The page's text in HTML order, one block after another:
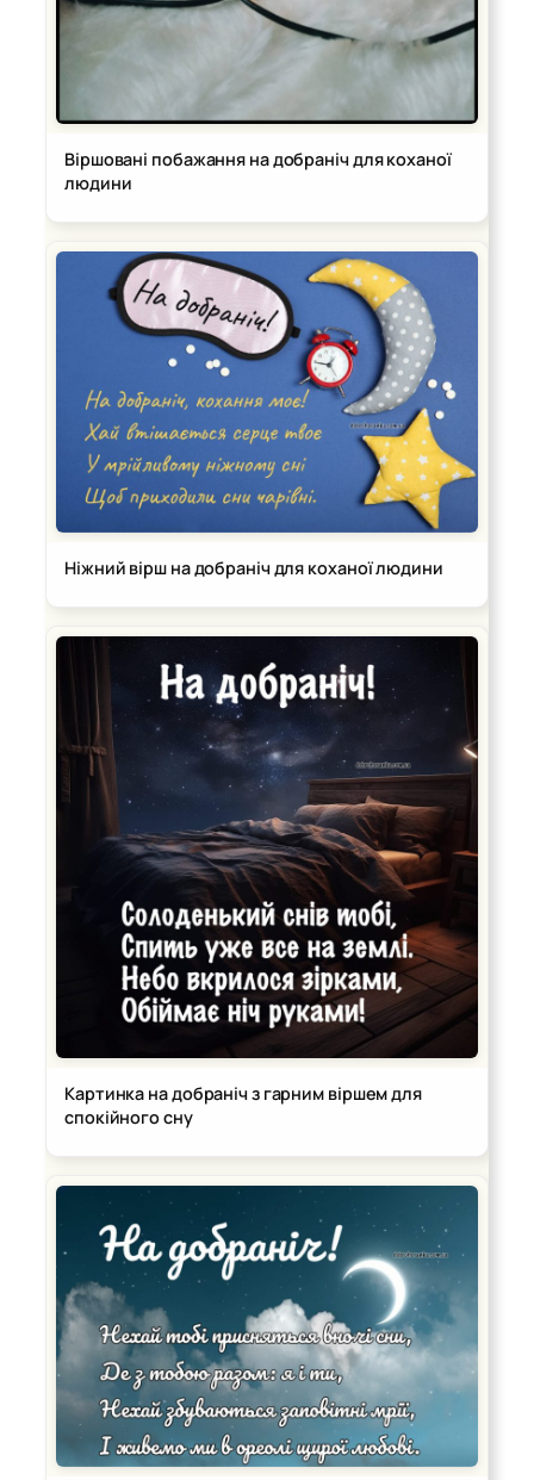
Віршовані побажання на добраніч для коханої
людини
Ніжний вірш на добраніч для коханої людини
Картинка на добраніч з гарним віршем для
спокійного сну